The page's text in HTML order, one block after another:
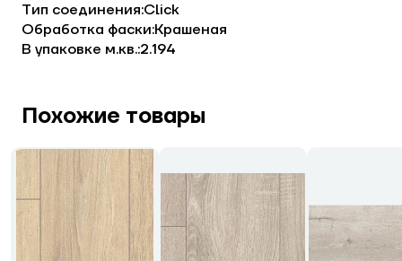
Тип соединения:Click
Обработка фаски:Крашеная
В упаковке м.кв.:2.194
Похожие товары